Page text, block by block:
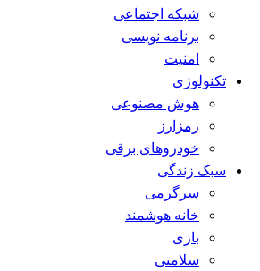
شبکه اجتماعی
برنامه نویسی
امنیت
تکنولوژی
هوش مصنوعی
رمزارز
خودروهای برقی
سبک زندگی
سرگرمی
خانه هوشمند
بازی
سلامتی